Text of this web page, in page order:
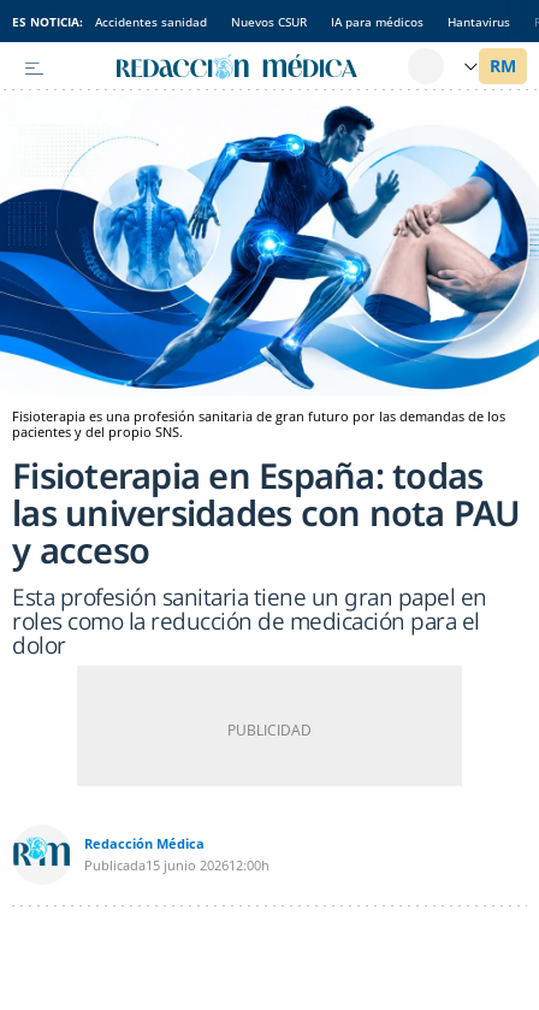
ES NOTICIA: Accidentes sanidad Nuevos CSUR IA para médicos Hantavirus
Fisioterapia es una profesión sanitaria de gran futuro por las demandas de los
pacientes y del propio SNS.
Fisioterapia en España: todas
las universidades con nota PAU
y acceso
Esta profesión sanitaria tiene un gran papel en
roles como la reducción de medicación para el
dolor
Redacción Médica
Publicada15 junio 202612:00h